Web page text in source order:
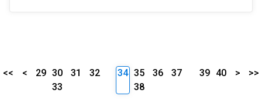
<< < 29 30 31
32
33
34 35 36
37
38
39 40 > >>